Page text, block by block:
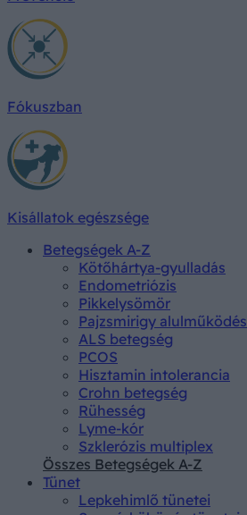
Fókuszban
Kisállatok egészsége
Betegségek A-Z
Kötőhártya-gyulladás
Endometriózis
Pikkelysömör
Pajzsmirigy alulműködés
ALS betegség
PCOS
Hisztamin intolerancia
Crohn betegség
Rühesség
Lyme-kór
Szklerózis multiplex
Összes Betegségek A-Z
Tünet
Lepkehimlő tünetei